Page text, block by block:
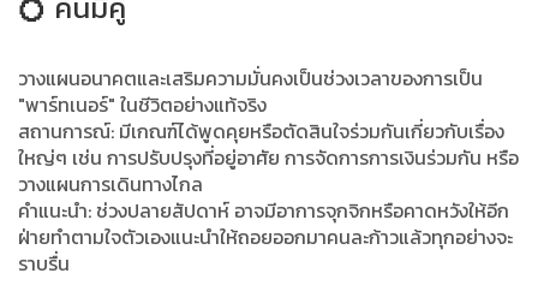
วางแผนอนาคตและเสริมความมั่นคงเป็นช่วงเวลาของการเป็น
"พาร์ทเนอร์" ในชีวิตอย่างแท้จริง
สถานการณ์: มีเกณฑ์ได้พูดคุยหรือตัดสินใจร่วมกันเกี่ยวกับเรื่อง
ใหญ่ๆ เช่น การปรับปรุงที่อยู่อาศัย การจัดการการเงินร่วมกัน หรือ
วางแผนการเดินทางไกล
คำแนะนำ: ช่วงปลายสัปดาห์ อาจมีอาการจุกจิกหรือคาดหวังให้อีก
ฝ่ายทำตามใจตัวเองแนะนำให้ถอยออกมาคนละก้าวแล้วทุกอย่างจะ
ราบรื่น